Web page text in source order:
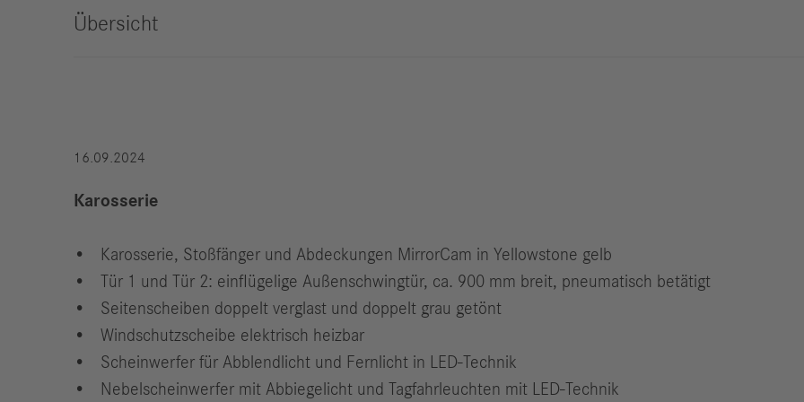
Compliance
Absolventen
Schüler
Wer wir sind
Benefits
Jobs
Medienkontakte
FAQ
Übersicht
16.09.2024
Karosserie
Karosserie, Stoßfänger und Abdeckungen MirrorCam in Yellowstone gelb
Tür 1 und Tür 2: einflügelige Außenschwingtür, ca. 900 mm breit, pneumatisch betätigt
Seitenscheiben doppelt verglast und doppelt grau getönt
Windschutzscheibe elektrisch heizbar
Scheinwerfer für Abblendlicht und Fernlicht in LED-Technik
Nebelscheinwerfer mit Abbiegelicht und Tagfahrleuchten mit LED-Technik